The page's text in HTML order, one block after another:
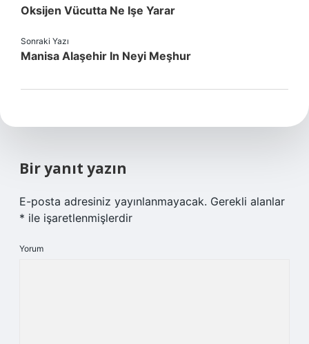
Oksijen Vücutta Ne Işe Yarar
Sonraki Yazı
Manisa Alaşehir In Neyi Meşhur
Bir yanıt yazın
E-posta adresiniz yayınlanmayacak. Gerekli alanlar
* ile işaretlenmişlerdir
Yorum